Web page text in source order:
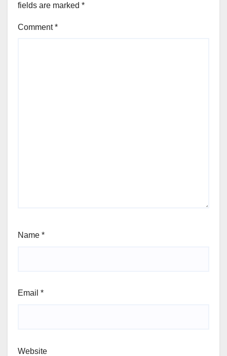
fields are marked *
Comment*
Name *
Email *
Website